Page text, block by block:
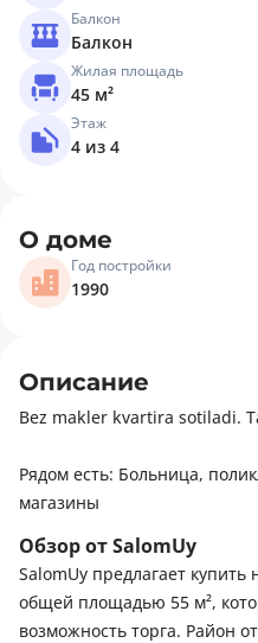
Балкон
Балкон
Жилая площадь
45 м²
Этаж
4 из 4
О доме
Год постройки
1990
Описание
Рядом есть: Больница,
магазины
Обзор от SalomUy
SalomUy предлагает
общей площадью 55 м²,
возможность торга. Район